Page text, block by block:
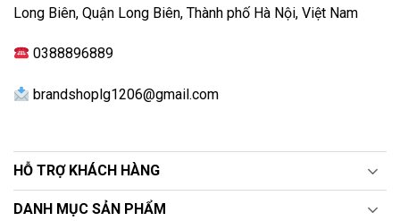
Long Biên, Quận Long Biên, Thành phố Hà Nội, Việt Nam
0388896889
brandshoplg1206@gmail.com
HỖ TRỢ KHÁCH HÀNG
DANH MỤC SẢN PHẨM